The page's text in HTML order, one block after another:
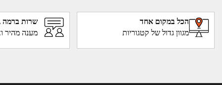
הכל במקום אחד
מגוון גדול של קטגוריות
שרות ברמה
מענה מהיר